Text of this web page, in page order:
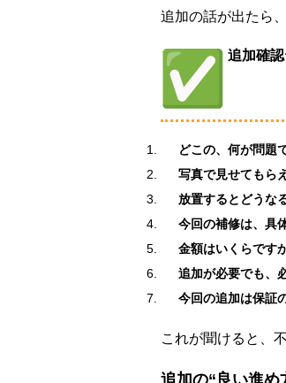
追加の話が出たら
追加確認
どこの、何が問題
写真で見せてもら
放置するとどうな
今回の補修は、具
金額はいくらです
追加が必要でも、
今回の追加は保証
これが聞けると、
追加の“良い進め